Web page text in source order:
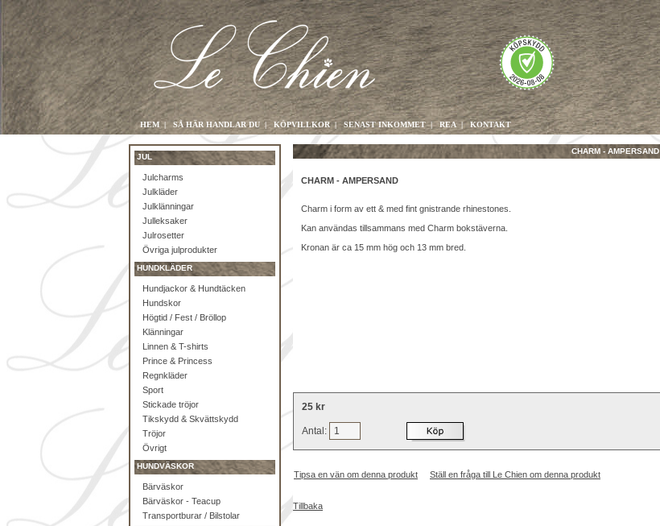
HEM |SÅ HÄR HANDLAR DU | KÖPVILLKOR| SENAST INKOMMET| REA|KONTAKT
JUL
Julcharms
Julkläder
Julklänningar
Julleksaker
Julrosetter
Övriga julprodukter
HUNDKLÄDER
Hundjackor & Hundtäcken
Hundskor
Högtid / Fest / Bröllop
Klänningar
Linnen & T-shirts
Prince & Princess
Regnkläder
Sport
Stickade tröjor
Tikskydd & Skvättskydd
Tröjor
Övrigt
HUNDVÄSKOR
Bärväskor
Bärväskor - Teacup
Transportburar / Bilstolar
CHARM - AMPERSAND
CHARM - AMPERSAND
Charm i form av ett & med fint gnistrande rhinestones.
Kan användas tillsammans med Charm bokstäverna.
Kronan är ca 15 mm hög och 13 mm bred.
25 kr
Antal:
Tipsa en vän om denna produkt Ställ en fråga till Le Chien om denna produkt
Tillbaka